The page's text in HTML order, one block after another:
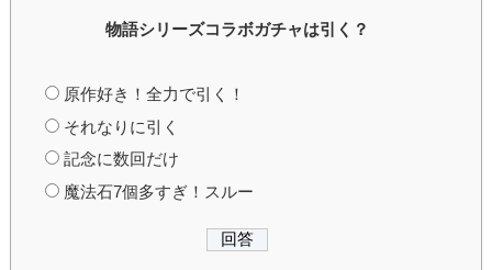
物語シリーズコラボガチャは引く？
原作好き！全力で引く！
それなりに引く
記念に数回だけ
魔法石7個多すぎ！スルー